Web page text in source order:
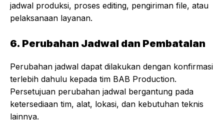
jadwal produksi, proses editing, pengiriman file, atau
pelaksanaan layanan.
6. Perubahan Jadwal dan Pembatalan
Perubahan jadwal dapat dilakukan dengan konfirmasi
terlebih dahulu kepada tim BAB Production.
Persetujuan perubahan jadwal bergantung pada
ketersediaan tim, alat, lokasi, dan kebutuhan teknis
lainnya.